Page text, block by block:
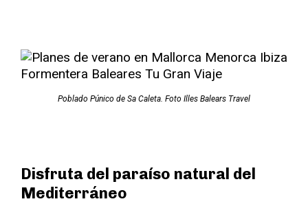
Poblado Púnico de Sa Caleta. Foto Illes Balears Travel
Disfruta del paraíso natural del
Mediterráneo